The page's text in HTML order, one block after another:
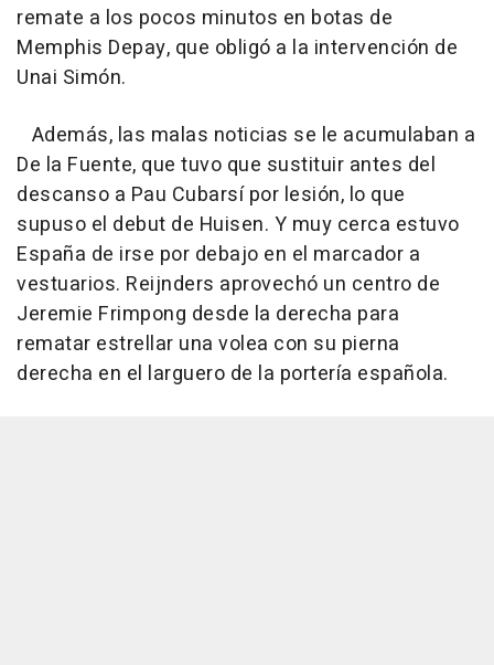
remate a los pocos minutos en botas de
Memphis Depay, que obligó a la intervención de
Unai Simón.
Además, las malas noticias se le acumulaban a
De la Fuente, que tuvo que sustituir antes del
descanso a Pau Cubarsí por lesión, lo que
supuso el debut de Huisen. Y muy cerca estuvo
España de irse por debajo en el marcador a
vestuarios. Reijnders aprovechó un centro de
Jeremie Frimpong desde la derecha para
rematar estrellar una volea con su pierna
derecha en el larguero de la portería española.